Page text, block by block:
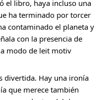
el libro, haya incluso una
ha terminado por torcer
contaminado el planeta y
con la presencia de
modo de leit motiv
divertida. Hay una ironía
que merece también